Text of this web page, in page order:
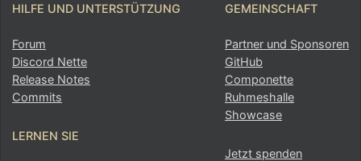
HILFE UND UNTERSTÜTZUNG
Forum
Discord Nette
Release Notes
Commits
LERNEN SIE
GEMEINSCHAFT
Partner und Sponsoren
GitHub
Componette
Ruhmeshalle
Showcase
Jetzt spenden